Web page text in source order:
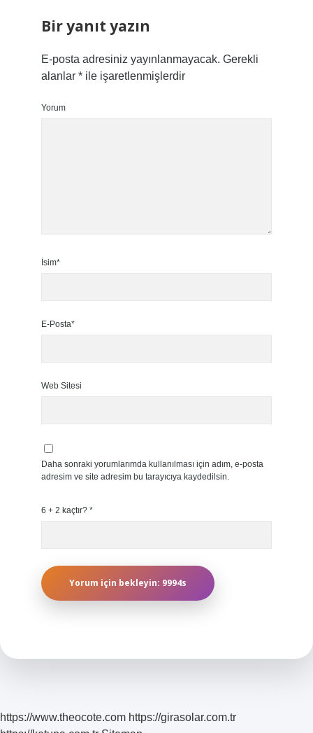
Bir yanıt yazın
E-posta adresiniz yayınlanmayacak. Gerekli
alanlar *ile işaretlenmişlerdir
Yorum
İsim*
E-Posta*
Web Sitesi
Daha sonraki yorumlarımda kullanılması için adım, e-posta
adresim ve site adresim bu tarayıcıya kaydedilsin.
6 + 2 kaçtır? *
https://www.theocote.com https://girasolar.com.tr